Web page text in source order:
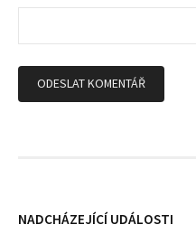
ě
v
NADCHÁZEJÍCÍ UDÁLOSTI